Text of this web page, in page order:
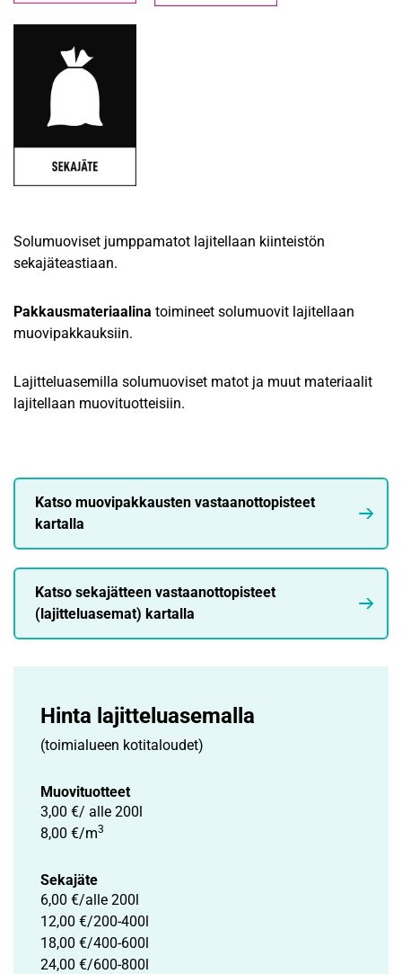
Solumuoviset jumppamatot lajitellaan kiinteistön
sekajäteastiaan.
Pakkausmateriaalina toimineet solumuovit lajitellaan
muovipakkauksiin.
Lajitteluasemilla solumuoviset matot ja muut materiaalit
lajitellaan muovituotteisiin.
Katso muovipakkausten vastaanottopisteet
kartalla
Katso sekajätteen vastaanottopisteet
(lajitteluasemat) kartalla
Hinta lajittelu­asemalla
(toimialueen kotitaloudet)
Muovituotteet
3,00 €/ alle 200l
8,00 €/m3
Sekajäte
6,00 €/alle 200l
12,00 €/200-400l
18,00 €/400-600l
24,00 €/600-800l